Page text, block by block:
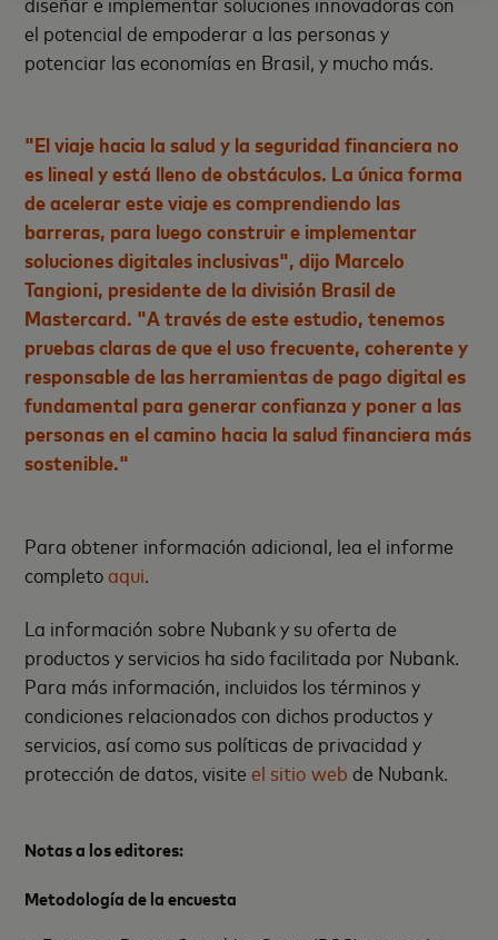
el potencial de empoderar a las personas y
potenciar las economías en Brasil, y mucho más.
"El viaje hacia la salud y la seguridad financiera no
es lineal y está lleno de obstáculos. La única forma
de acelerar este viaje es comprendiendo las
barreras, para luego construir e implementar
soluciones digitales inclusivas", dijo Marcelo
Tangioni, presidente de la división Brasil de
Mastercard. "A través de este estudio, tenemos
pruebas claras de que el uso frecuente, coherente y
responsable de las herramientas de pago digital es
fundamental para generar confianza y poner a las
personas en el camino hacia la salud financiera más
sostenible."
Para obtener información adicional, lea el informe
completoaqui
La información sobre Nubank y su oferta de
productos y servicios ha sido facilitada por Nubank.
Para más información, incluidos los términos y
condiciones relacionados con dichos productos y
servicios, así como sus políticas de privacidad y
protección de datos, visiteel sitio web de Nubank.
Notas a los editores:
Metodología de la encuesta